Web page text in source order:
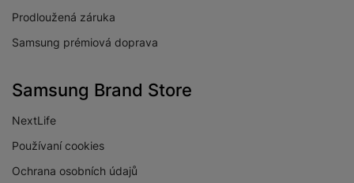
Prodloužená záruka
Samsung prémiová doprava
Samsung Brand Store
NextLife
Používaní cookies
Ochrana osobních údajů